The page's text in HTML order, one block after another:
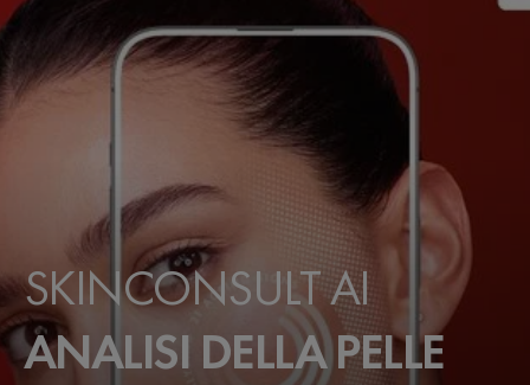
SKINCONSULT AI
ANALISI DELLA PELLE